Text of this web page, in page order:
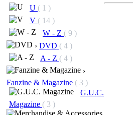
U ( 1 )
V ( 14 )
W - Z ( 9 )
› DVD ( 4 )
A - Z ( 4 )
›
Fanzine & Magazine ( 3 )
G.U.C.
Magazine ( 3 )